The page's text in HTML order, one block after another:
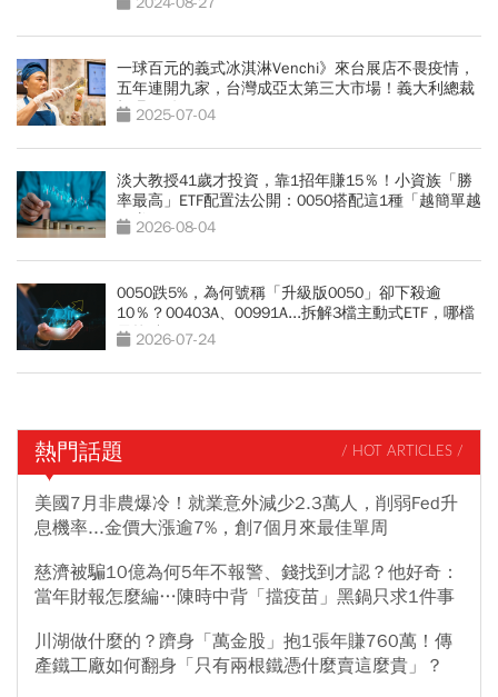
一球百元的義式冰淇淋Venchi》來台展店不畏疫情，
五年連開九家，台灣成亞太第三大市場！義大利總裁
親曝關鍵
2025-07-04
淡大教授41歲才投資，靠1招年賺15％！小資族「勝
率最高」ETF配置法公開：0050搭配這1種「越簡單越
好賺」
2026-08-04
0050跌5%，為何號稱「升級版0050」卻下殺逾
10％？00403A、00991A...拆解3檔主動式ETF，哪檔
最抗跌？
2026-07-24
熱門話題 / HOT ARTICLES /
美國7月非農爆冷！就業意外減少2.3萬人，削弱Fed升
息機率...金價大漲逾7%，創7個月來最佳單周
慈濟被騙10億為何5年不報警、錢找到才認？他好奇：
當年財報怎麼編…陳時中背「擋疫苗」黑鍋只求1件事
川湖做什麼的？躋身「萬金股」抱1張年賺760萬！傳
產鐵工廠如何翻身「只有兩根鐵憑什麼賣這麼貴」？